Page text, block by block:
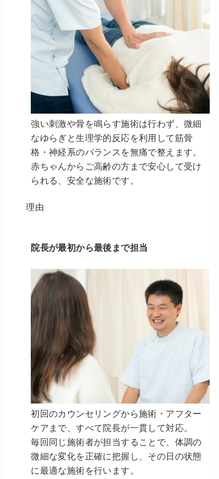
強い刺激や骨を鳴らす施術は行わず、微細
なゆらぎと生理学的反応を利用して筋骨
格・神経系のバランスを無痛で整えます。
赤ちゃんからご高齢の方まで安心して受け
られる、安全な施術です。
理由
院長が最初から最後まで担当
初回のカウンセリングから施術・アフター
ケアまで、すべて院長が一貫して対応。
毎回同じ施術者が担当することで、体調の
微細な変化を正確に把握し、その日の状態
に最適な施術を行います。